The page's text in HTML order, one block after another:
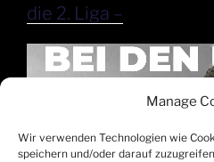
Manage
Wir verwenden Technologien wie
speichern und/oder darauf
die 2. Liga –